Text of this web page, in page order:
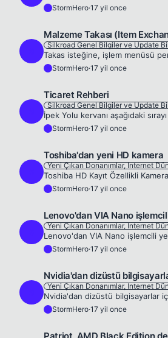
StormHero·17 yil once
Malzeme Takası (Item
Silkroad Genel Bilgiler ve Update
StormHero·17 yil once
Ticaret Rehberi
Silkroad Genel Bilgiler ve Update
StormHero·17 yil once
Toshiba'dan yeni HD kamera
Yeni Çıkan Donanımlar, Internet
StormHero·17 yil once
Yeni Çıkan Donanımlar, Internet
StormHero·17 yil once
Yeni Çıkan Donanımlar, Internet
StormHero·17 yil once